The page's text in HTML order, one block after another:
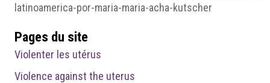
latinoamerica-por-maria-maria-acha-kutscher
Pages du site
Violenter les utérus
Violence against the uterus